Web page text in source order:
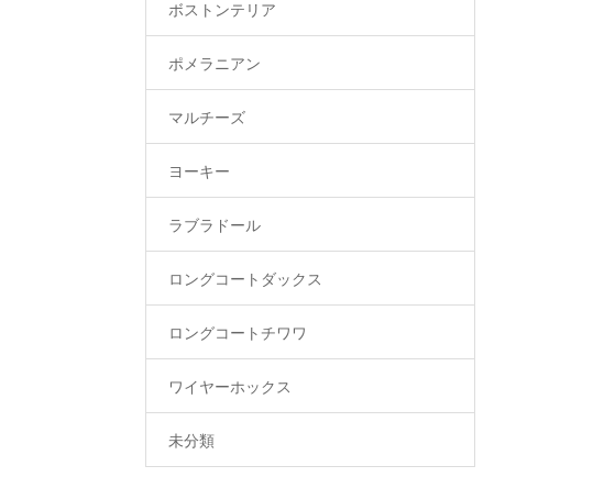
ボストンテリア
ポメラニアン
マルチーズ
ヨーキー
ラブラドール
ロングコートダックス
ロングコートチワワ
ワイヤーホックス
未分類